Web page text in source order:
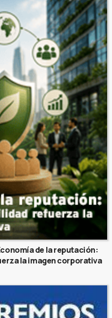
de la reputación:
la imagen corporativa